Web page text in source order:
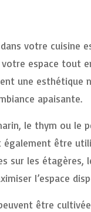
votre cuisine
espace tout
une esthétique
apaisante.
le thym ou le
également être
sur les étagères,
l’espace
être